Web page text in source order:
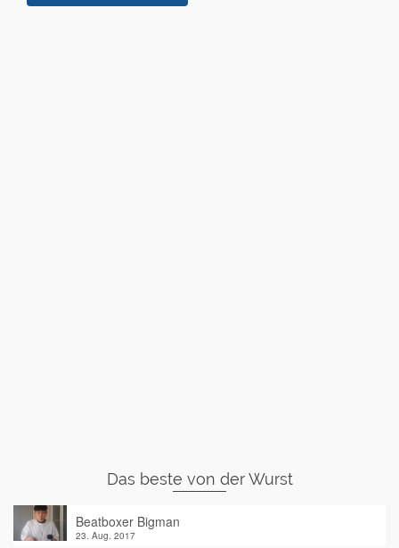
Das beste von der Wurst
Beatboxer Bigman
23. Aug. 2017